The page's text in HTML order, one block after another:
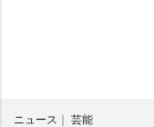
ニュース 芸能